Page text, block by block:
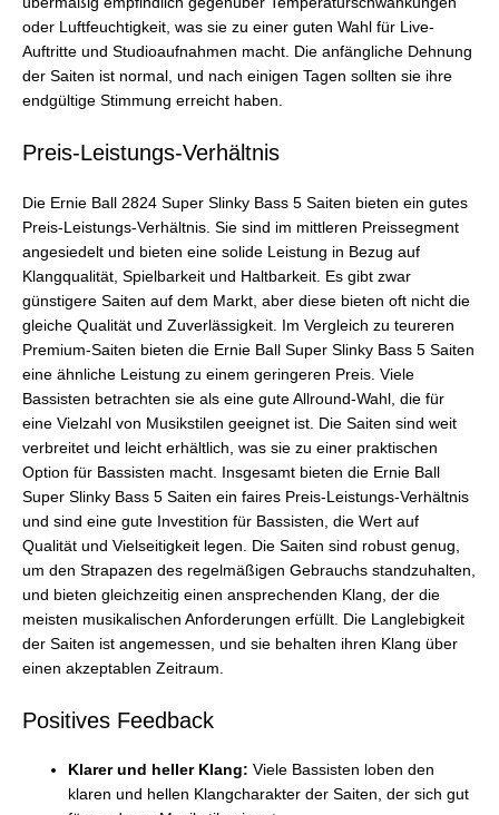
oder Luftfeuchtigkeit, was sie zu einer guten Wahl für Live-
Auftritte und Studioaufnahmen macht. Die anfängliche Dehnung
der Saiten ist normal, und nach einigen Tagen sollten sie ihre
endgültige Stimmung erreicht haben.
Preis-Leistungs-Verhältnis
Die Ernie Ball 2824 Super Slinky Bass 5 Saiten bieten ein gutes
Preis-Leistungs-Verhältnis. Sie sind im mittleren Preissegment
angesiedelt und bieten eine solide Leistung in Bezug auf
Klangqualität, Spielbarkeit und Haltbarkeit. Es gibt zwar
günstigere Saiten auf dem Markt, aber diese bieten oft nicht die
gleiche Qualität und Zuverlässigkeit. Im Vergleich zu teureren
Premium-Saiten bieten die Ernie Ball Super Slinky Bass 5 Saiten
eine ähnliche Leistung zu einem geringeren Preis. Viele
Bassisten betrachten sie als eine gute Allround-Wahl, die für
eine Vielzahl von Musikstilen geeignet ist. Die Saiten sind weit
verbreitet und leicht erhältlich, was sie zu einer praktischen
Option für Bassisten macht. Insgesamt bieten die Ernie Ball
Super Slinky Bass 5 Saiten ein faires Preis-Leistungs-Verhältnis
und sind eine gute Investition für Bassisten, die Wert auf
Qualität und Vielseitigkeit legen. Die Saiten sind robust genug,
um den Strapazen des regelmäßigen Gebrauchs standzuhalten,
und bieten gleichzeitig einen ansprechenden Klang, der die
meisten musikalischen Anforderungen erfüllt. Die Langlebigkeit
der Saiten ist angemessen, und sie behalten ihren Klang über
einen akzeptablen Zeitraum.
Positives Feedback
Klarer und heller Klang: Viele Bassisten loben den
klaren und hellen Klangcharakter der Saiten, der sich gut